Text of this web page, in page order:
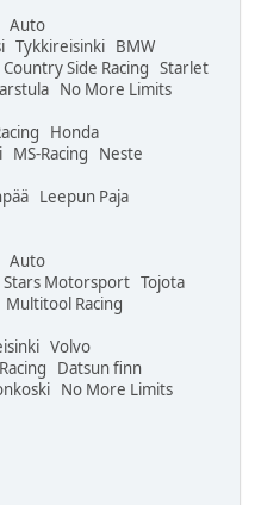
Auto
Tykkireisinki BMW
Side Racing Starlet
No More Limits
Honda
Racing Neste
Leepun Paja
Auto
Motorsport Tojota
Racing
Volvo
Datsun finn
No More Limits